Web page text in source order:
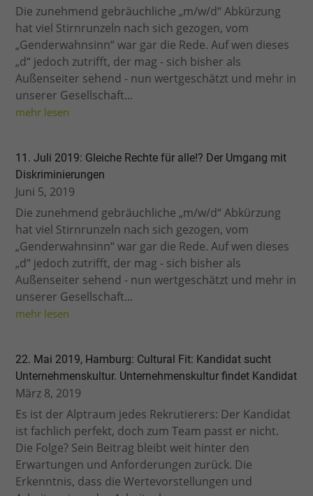
Die zunehmend gebräuchliche „m/w/d“ Abkürzung
hat viel Stirnrunzeln nach sich gezogen, vom
„Genderwahnsinn“ war gar die Rede. Auf wen dieses
„d“ jedoch zutrifft, der mag - sich bisher als
Außenseiter sehend - nun wertgeschätzt und mehr in
unserer Gesellschaft...
mehr lesen
11. Juli 2019: Gleiche Rechte für alle!? Der Umgang mit
Diskriminierungen
Juni 5, 2019
Die zunehmend gebräuchliche „m/w/d“ Abkürzung
hat viel Stirnrunzeln nach sich gezogen, vom
„Genderwahnsinn“ war gar die Rede. Auf wen dieses
„d“ jedoch zutrifft, der mag - sich bisher als
Außenseiter sehend - nun wertgeschätzt und mehr in
unserer Gesellschaft...
mehr lesen
22. Mai 2019, Hamburg: Cultural Fit: Kandidat sucht
Unternehmenskultur. Unternehmenskultur findet Kandidat
März 8, 2019
Es ist der Alptraum jedes Rekrutierers: Der Kandidat
ist fachlich perfekt, doch zum Team passt er nicht.
Die Folge? Sein Beitrag bleibt weit hinter den
Erwartungen und Anforderungen zurück. Die
Erkenntnis, dass die Wertevorstellungen und